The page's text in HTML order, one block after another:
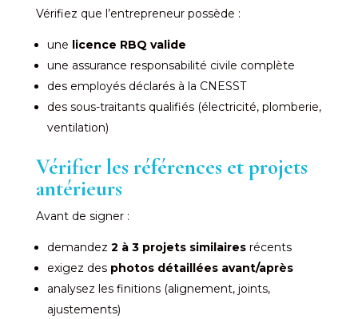
Vérifiez que l’entrepreneur possède :
une licence RBQ valide
une assurance responsabilité civile complète
des employés déclarés à la CNESST
des sous-traitants qualifiés (électricité, plomberie,
ventilation)
Vérifier les références et projets
antérieurs
Avant de signer :
demandez 2 à 3 projets similairesrécents
exigez des photos détaillées avant/après
analysez les finitions (alignement, joints,
ajustements)